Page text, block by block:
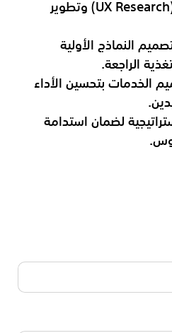
تحليل تجربة المستخدم (UX Research) وتطوير
النماذج الأولية
الراجعة.
الخدمات بتحسين الأداء
لضمان استدامة